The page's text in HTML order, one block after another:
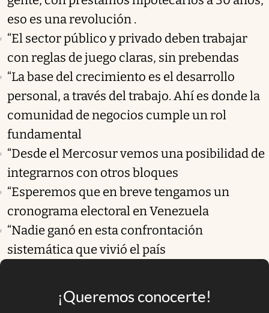
eso es una revolución .
“El sector público y privado deben trabajar
con reglas de juego claras, sin prebendas
“La base del crecimiento es el desarrollo
personal, a través del trabajo. Ahí es donde la
comunidad de negocios cumple un rol
fundamental
“Desde el Mercosur vemos una posibilidad de
integrarnos con otros bloques
“Esperemos que en breve tengamos un
cronograma electoral en Venezuela
“Nadie ganó en esta confrontación
sistemática que vivió el país
¡Queremos conocerte!